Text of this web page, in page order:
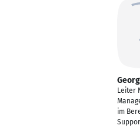
Leiter
im